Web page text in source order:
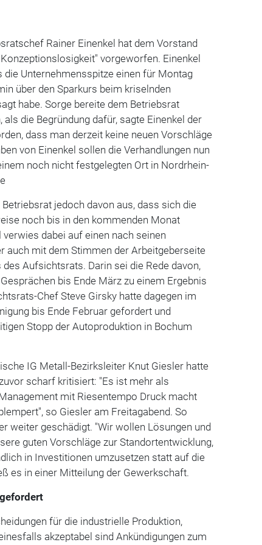
Rainer Einenkel hat dem Vorstand
vorgeworfen. Einenkel
die Unternehmensspitze einen für Montag
über den Sparkurs beim kriselnden
habe. Sorge bereite dem Betriebsrat
die Begründung dafür, sagte Einenkel der
dass man derzeit keine neuen Vorschläge
von Einenkel sollen die Verhandlungen nun
noch nicht festgelegten Ort in Nordrhein-
jedoch davon aus, dass sich die
noch bis in den kommenden Monat
verwies dabei auf einen nach seinen
auch mit dem Stimmen der Arbeitgeberseite
Aufsichtsrats. Darin sei die Rede davon,
bis Ende März zu einem Ergebnis
Chef Steve Girsky hatte dagegen im
bis Ende Februar gefordert und
Stopp der Autoproduktion in Bochum
IG Metall-Bezirksleiter Knut Giesler hatte
scharf kritisiert: "Es ist mehr als
mit Riesentempo Druck macht
so Giesler am Freitagabend. So
weiter geschädigt. "Wir wollen Lösungen und
guten Vorschläge zur Standortentwicklung,
in Investitionen umzusetzen statt auf die
es in einer Mitteilung der Gewerkschaft.
für die industrielle Produktion,
akzeptabel sind Ankündigungen zum